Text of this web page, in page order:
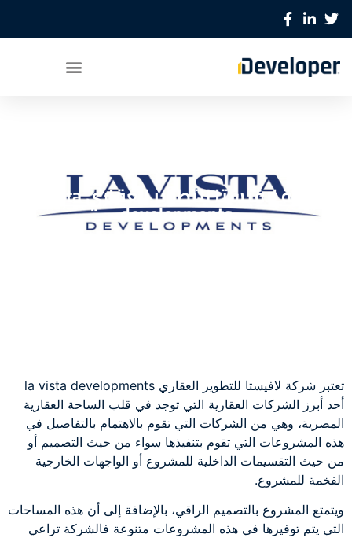
شركة لافيستا للتطوير العقاري la vista
developments
تعتبر شركة لافيستا للتطوير العقاري la vista developments
أحد أبرز الشركات العقارية التي توجد في قلب الساحة العقارية
المصرية، وهي من الشركات التي تقوم بالاهتمام بالتفاصيل في
هذه المشروعات التي تقوم بتنفيذها سواء من حيث التصميم أو
من حيث التقسيمات الداخلية للمشروع أو الواجهات الخارجية
الفخمة للمشروع.
ويتمتع المشروع بالتصميم الراقي، بالإضافة إلى أن هذه المساحات
التي يتم توفيرها في هذه المشروعات متنوعة فالشركة تراعي